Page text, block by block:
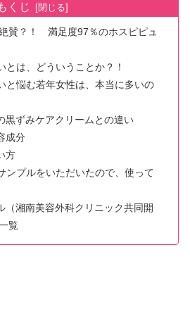
くじ
賛？！ 満足度97％のホスピピュ
とは、どういうことか？！
と悩む若年女性は、本当に多いの
黒ずみケアクリームとの違い
成分
方
ンプルをいただいたので、使って
（湘南美容外科クリニック共同開
覧